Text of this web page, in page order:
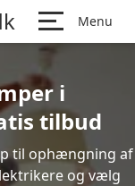
Menu
i
tilbud
til ophængning af
og vælg